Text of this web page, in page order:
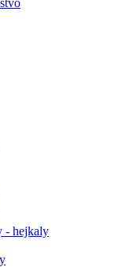
- hejkaly